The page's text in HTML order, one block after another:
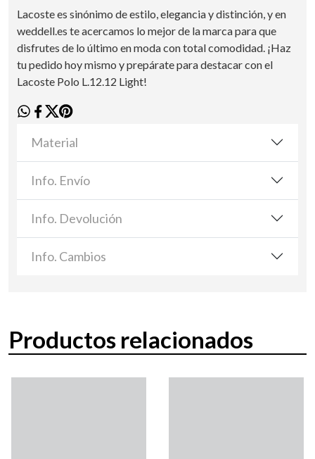
Lacoste es sinónimo de estilo, elegancia y distinción, y en
weddell.es te acercamos lo mejor de la marca para que
disfrutes de lo último en moda con total comodidad. ¡Haz
tu pedido hoy mismo y prepárate para destacar con el
Lacoste Polo L.12.12 Light!
Material
Info. Envío
Info. Devolución
Info. Cambios
Productos relacionados